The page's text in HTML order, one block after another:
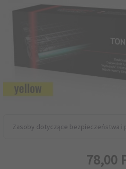
Zasoby dotyczące bezpieczeństwa i
78,00